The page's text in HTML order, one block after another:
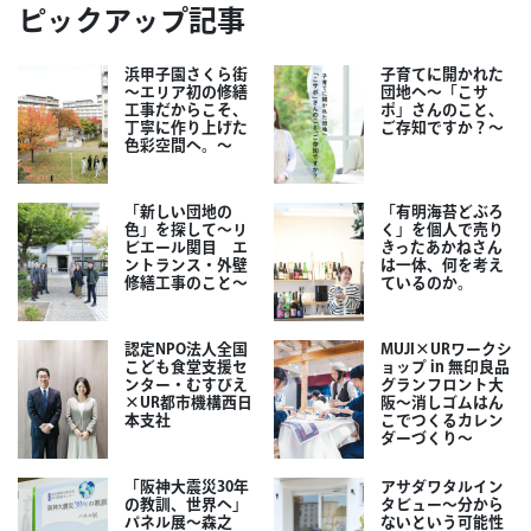
ピックアップ記事
浜甲子園さくら街
～エリア初の修繕
工事だからこそ、
丁寧に作り上げた
色彩空間へ。～
子育てに開かれた
団地へ～「こサ
ポ」さんのこと、
ご存知ですか？～
「新しい団地の
色」を探して～リ
ビエール関目 エ
ントランス・外壁
修繕工事のこと～
「有明海苔どぶろ
く」を個人で売り
きったあかねさん
は一体、何を考え
ているのか。
認定NPO法人全国
こども食堂支援セ
ンター・むすびえ
×UR都市機構西日
本支社
MUJI×URワークシ
ョップ in 無印良品
グランフロント大
阪～消しゴムはん
こでつくるカレン
ダーづくり～
「阪神大震災30年
の教訓、世界へ」
パネル展～森之
アサダワタルイン
タビュー～分から
ないという可能性